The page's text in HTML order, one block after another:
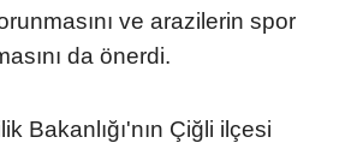
ve arazilerin spor
da önerdi.
Bakanlığı'nın Çiğli ilçesi